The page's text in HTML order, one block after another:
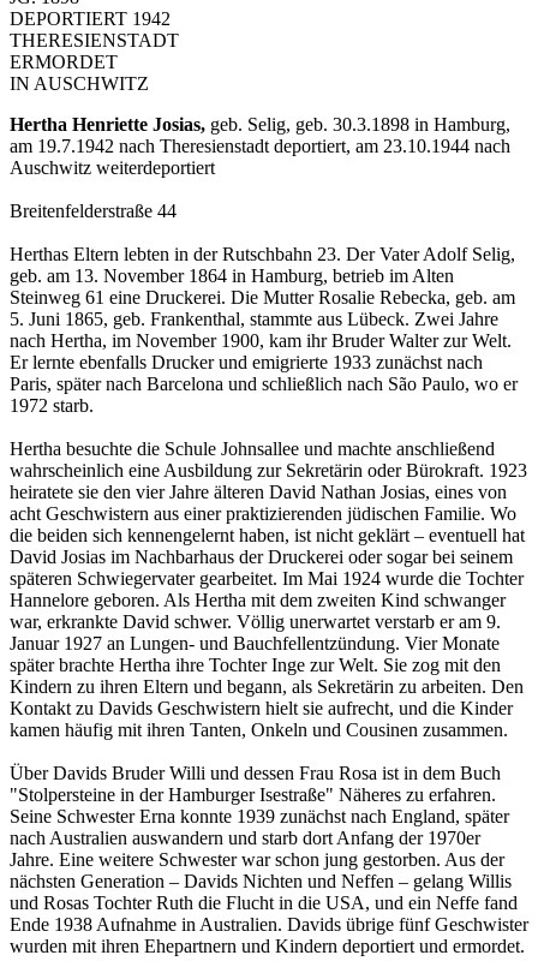
DEPORTIERT 1942
THERESIENSTADT
ERMORDET
IN AUSCHWITZ
Hertha Henriette Josias, geb. Selig, geb. 30.3.1898 in Hamburg,
am 19.7.1942 nach Theresienstadt deportiert, am 23.10.1944 nach
Auschwitz weiterdeportiert
Breitenfelderstraße 44
Herthas Eltern lebten in der Rutschbahn 23. Der Vater Adolf Selig,
geb. am 13. November 1864 in Hamburg, betrieb im Alten
Steinweg 61 eine Druckerei. Die Mutter Rosalie Rebecka, geb. am
5. Juni 1865, geb. Frankenthal, stammte aus Lübeck. Zwei Jahre
nach Hertha, im November 1900, kam ihr Bruder Walter zur Welt.
Er lernte ebenfalls Drucker und emigrierte 1933 zunächst nach
Paris, später nach Barcelona und schließlich nach São Paulo, wo er
1972 starb.
Hertha besuchte die Schule Johnsallee und machte anschließend
wahrscheinlich eine Ausbildung zur Sekretärin oder Bürokraft. 1923
heiratete sie den vier Jahre älteren David Nathan Josias, eines von
acht Geschwistern aus einer praktizierenden jüdischen Familie. Wo
die beiden sich kennengelernt haben, ist nicht geklärt – eventuell hat
David Josias im Nachbarhaus der Druckerei oder sogar bei seinem
späteren Schwiegervater gearbeitet. Im Mai 1924 wurde die Tochter
Hannelore geboren. Als Hertha mit dem zweiten Kind schwanger
war, erkrankte David schwer. Völlig unerwartet verstarb er am 9.
Januar 1927 an Lungen- und Bauchfellentzündung. Vier Monate
später brachte Hertha ihre Tochter Inge zur Welt. Sie zog mit den
Kindern zu ihren Eltern und begann, als Sekretärin zu arbeiten. Den
Kontakt zu Davids Geschwistern hielt sie aufrecht, und die Kinder
kamen häufig mit ihren Tanten, Onkeln und Cousinen zusammen.
Über Davids Bruder Willi und dessen Frau Rosa ist in dem Buch
"Stolpersteine in der Hamburger Isestraße" Näheres zu erfahren.
Seine Schwester Erna konnte 1939 zunächst nach England, später
nach Australien auswandern und starb dort Anfang der 1970er
Jahre. Eine weitere Schwester war schon jung gestorben. Aus der
nächsten Generation – Davids Nichten und Neffen – gelang Willis
und Rosas Tochter Ruth die Flucht in die USA, und ein Neffe fand
Ende 1938 Aufnahme in Australien. Davids übrige fünf Geschwister
wurden mit ihren Ehepartnern und Kindern deportiert und ermordet.